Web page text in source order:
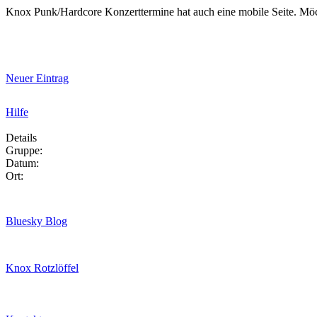
Knox Punk/Hardcore Konzerttermine hat auch eine mobile Seite.
Neuer Eintrag
Hilfe
Details
Gruppe:
Datum:
Ort:
Bluesky Blog
Knox Rotzlöffel